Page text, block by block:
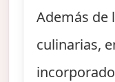
Además de
culinarias,